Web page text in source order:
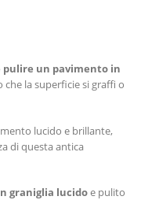
pulire un pavimento in
che la superficie si graffi o
lucido e brillante,
di questa antica
graniglia lucidoe pulito